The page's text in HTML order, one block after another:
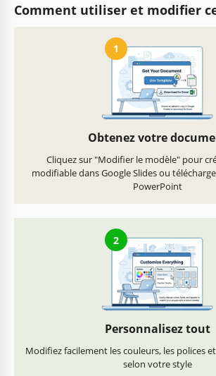
Comment utiliser et modifier
1
Obtenez votre
Cliquez sur "Modifier le modèle" pour
modifiable dans Google Slides ou
PowerPoint
2
Personnalisez tout
Modifiez facilement les couleurs, les polices
selon votre style